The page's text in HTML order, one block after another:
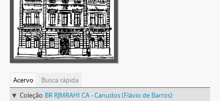
Acervo
Busca rápida
Coleção BR RJMRAHI CA - Canudos (Flávio de Barros)